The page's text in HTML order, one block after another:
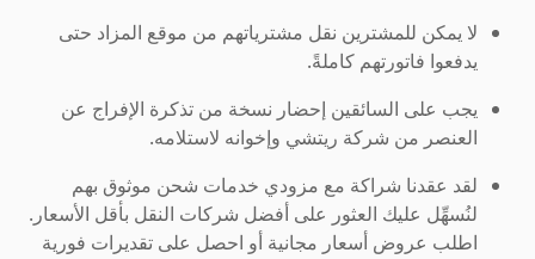
لا يمكن للمشترين نقل مشترياتهم من موقع المزاد حتى
يدفعوا فاتورتهم كاملةً.
يجب على السائقين إحضار نسخة من تذكرة الإفراج عن
العنصر من شركة ريتشي وإخوانه لاستلامه.
لقد عقدنا شراكة مع مزودي خدمات شحن موثوق بهم
لنُسهِّل عليك العثور على أفضل شركات النقل بأقل الأسعار.
اطلب عروض أسعار مجانية أو احصل على تقديرات فورية